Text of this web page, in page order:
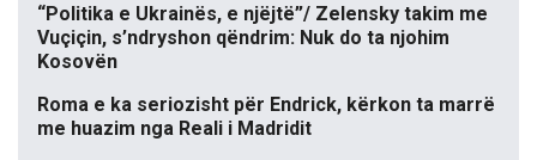
“Politika e Ukrainës, e njëjtë”/ Zelensky takim me
Vuçiçin, s’ndryshon qëndrim: Nuk do ta njohim
Kosovën
Roma e ka seriozisht për Endrick, kërkon ta marrë
me huazim nga Reali i Madridit